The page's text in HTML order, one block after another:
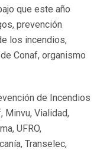
que este año
prevención
los incendios,
Conaf, organismo
de Incendios
Minvu, Vialidad,
UFRO,
Transelec,